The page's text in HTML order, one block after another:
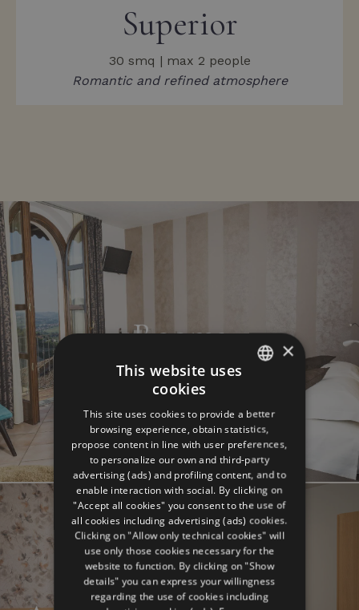
Superior
30 smq | max 2 people
Romantic and refined atmosphere
Rooms
ENGLISH
GERMAN
FRENCH
RUSSIAN
×
This website uses
cookies
This site uses cookies to provide a better
browsing experience, obtain statistics,
propose content in line with user preferences,
to personalize our own and third-party
advertising (ads) and profiling content, and to
enable interaction with social. By clicking on
"Accept all cookies" you consent to the use of
all cookies including advertising (ads) cookies.
Clicking on "Allow only technical cookies" will
use only those cookies necessary for the
website to function. By clicking on "Show
details" you can express your willingness
regarding the use of cookies including